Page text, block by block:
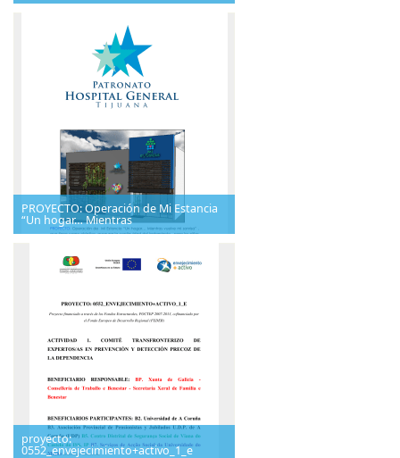
PROYECTO: Operación de Mi Estancia
“Un hogar… Mientras
proyecto:
0552_envejecimiento+activo_1_e